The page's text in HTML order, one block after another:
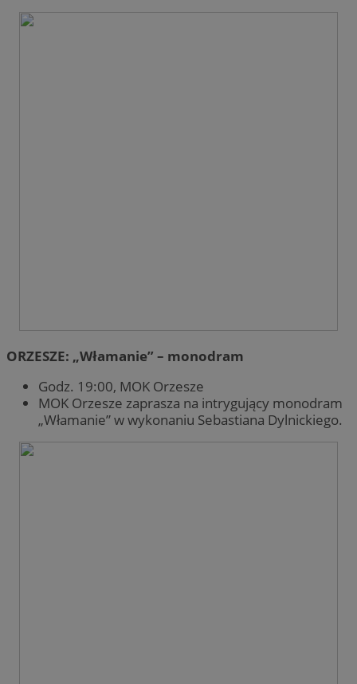
ORZESZE: „Włamanie” – monodram
Godz. 19:00, MOK Orzesze
MOK Orzesze zaprasza na intrygujący monodram
„Włamanie” w wykonaniu Sebastiana Dylnickiego.